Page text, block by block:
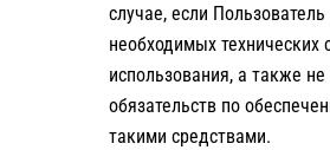
случае, если
необходимых технических
использования, а также
обязательств по
такими средствами.